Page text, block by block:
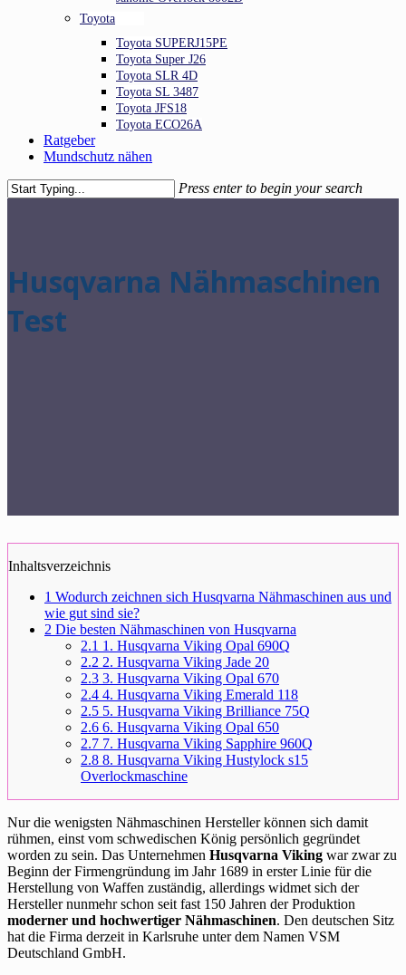
Toyota
Toyota SUPERJ15PE
Toyota Super J26
Toyota SLR 4D
Toyota SL 3487
Toyota JFS18
Toyota ECO26A
Ratgeber
Mundschutz nähen
Press enter to begin your search
Husqvarna Nähmaschinen
Test
Inhaltsverzeichnis
1 Wodurch zeichnen sich Husqvarna Nähmaschinen aus und
wie gut sind sie?
2 Die besten Nähmaschinen von Husqvarna
2.1 1. Husqvarna Viking Opal 690Q
2.2 2. Husqvarna Viking Jade 20
2.3 3. Husqvarna Viking Opal 670
2.4 4. Husqvarna Viking Emerald 118
2.5 5. Husqvarna Viking Brilliance 75Q
2.6 6. Husqvarna Viking Opal 650
2.7 7. Husqvarna Viking Sapphire 960Q
2.8 8. Husqvarna Viking Hustylock s15
Overlockmaschine
Nur die wenigsten Nähmaschinen Hersteller können sich damit
rühmen, einst vom schwedischen König persönlich gegründet
worden zu sein. Das Unternehmen Husqvarna Viking war zwar zu
Beginn der Firmengründung im Jahr 1689 in erster Linie für die
Herstellung von Waffen zuständig, allerdings widmet sich der
Hersteller nunmehr schon seit fast 150 Jahren der Produktion
moderner und hochwertiger Nähmaschinen. Den deutschen Sitz
hat die Firma derzeit in Karlsruhe unter dem Namen VSM
Deutschland GmbH.